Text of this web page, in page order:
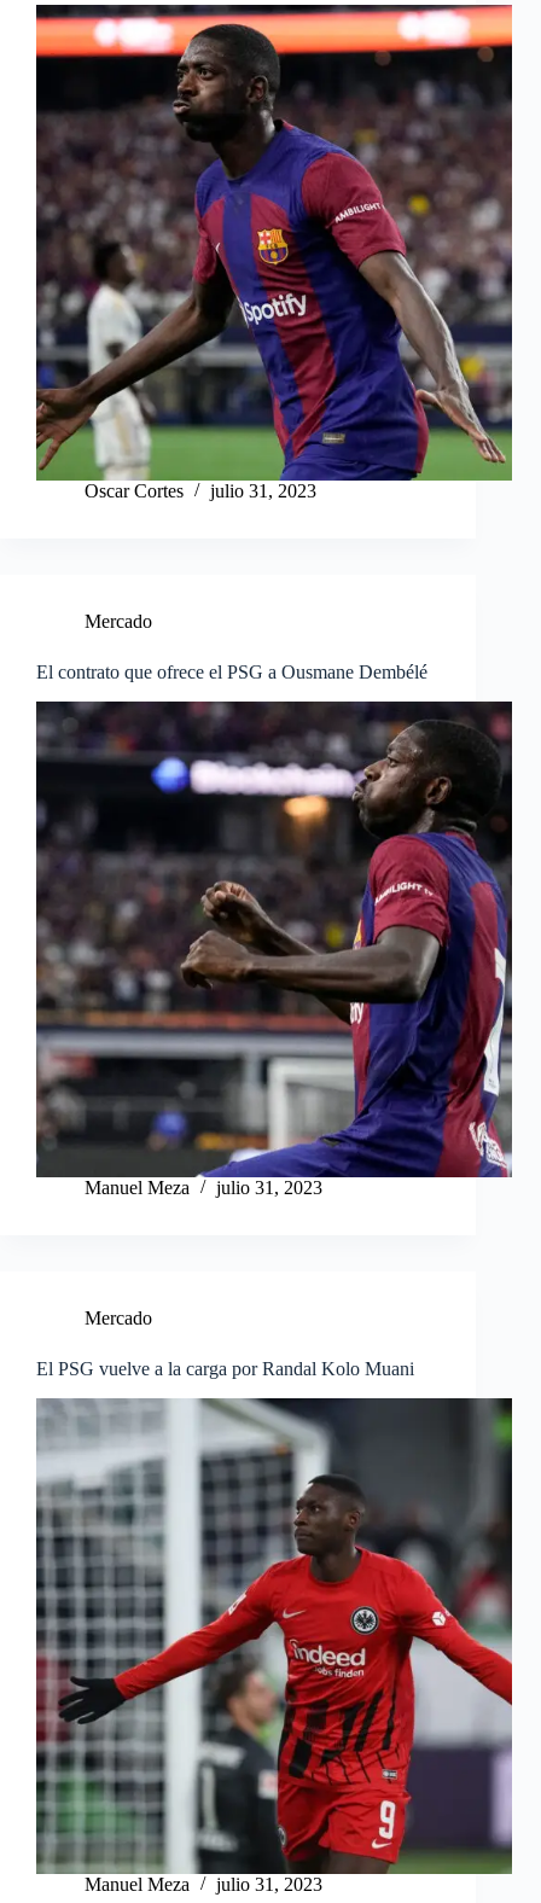
Oscar Cortes julio 31, 2023
Mercado
El contrato que ofrece el PSG a Ousmane Dembélé
Manuel Meza julio 31, 2023
Mercado
El PSG vuelve a la carga por Randal Kolo Muani
Manuel Meza julio 31, 2023